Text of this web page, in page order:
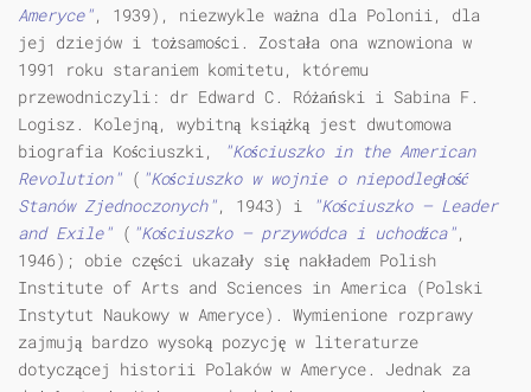
Ameryce", 1939), niezwykle ważna dla Polonii, dla
jej dziejów i tożsamości. Została ona wznowiona w
1991 roku staraniem komitetu, któremu
przewodniczyli: dr Edward C. Różański i Sabina F.
Logisz. Kolejną, wybitną książką jest dwutomowa
biografia Kościuszki,
"Kościuszko in the American
Revolution" ( "Kościuszko w wojnie o niepodległość
Stanów Zjednoczonych", 1943) i
"Kościuszko – Leader
and Exile" ( "Kościuszko – przywódca i uchodźca",
1946); obie części ukazały się nakładem Polish
Institute of Arts and Sciences in America (Polski
Instytut Naukowy w Ameryce). Wymienione rozprawy
zajmują bardzo wysoką pozycję w literaturze
dotyczącej historii Polaków w Ameryce. Jednak za